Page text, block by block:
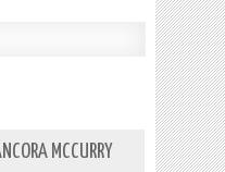
MCCURRY